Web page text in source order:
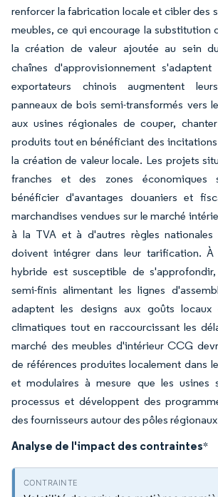
renforcer la fabrication locale et cibler des
meubles, ce qui encourage la substitution
la création de valeur ajoutée au sein
chaînes d'approvisionnement
exportateurs chinois augmentent
panneaux de bois semi-transformés vers
aux usines régionales de couper,
produits tout en bénéficiant des
la création de valeur locale. Les projets
franches et des zones économiques
bénéficier d'avantages douaniers et
marchandises vendues sur le marché
à la TVA et à d'autres règles nationales
doivent intégrer dans leur tarification. À
hybride est susceptible de
semi-finis alimentant les lignes
adaptent les designs aux goûts
climatiques tout en raccourcissant les
marché des meubles d'intérieur CCG
de références produites localement dans
et modulaires à mesure que les usines
processus et développent des
des fournisseurs autour des pôles
Analyse de l'impact des contraintes*